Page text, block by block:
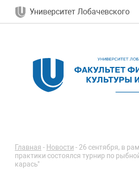
Университет Лобачевского
Главная - Новости - 26 сентября, в
практики состоялся турнир по
карась"